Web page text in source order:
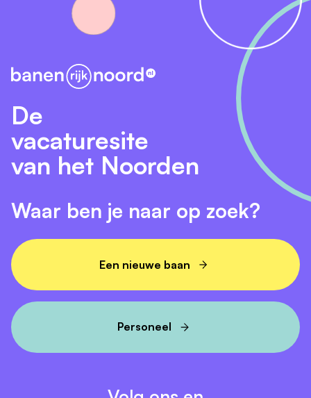
De
vacaturesite
van het Noorden
Waar ben je naar op zoek?
Een nieuwe baan
Personeel